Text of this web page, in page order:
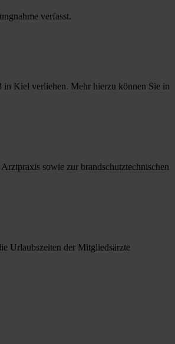
verfasst.
Kiel verliehen. Mehr hierzu können Sie in
sowie zur brandschutztechnischen
Urlaubszeiten der Mitgliedsärzte